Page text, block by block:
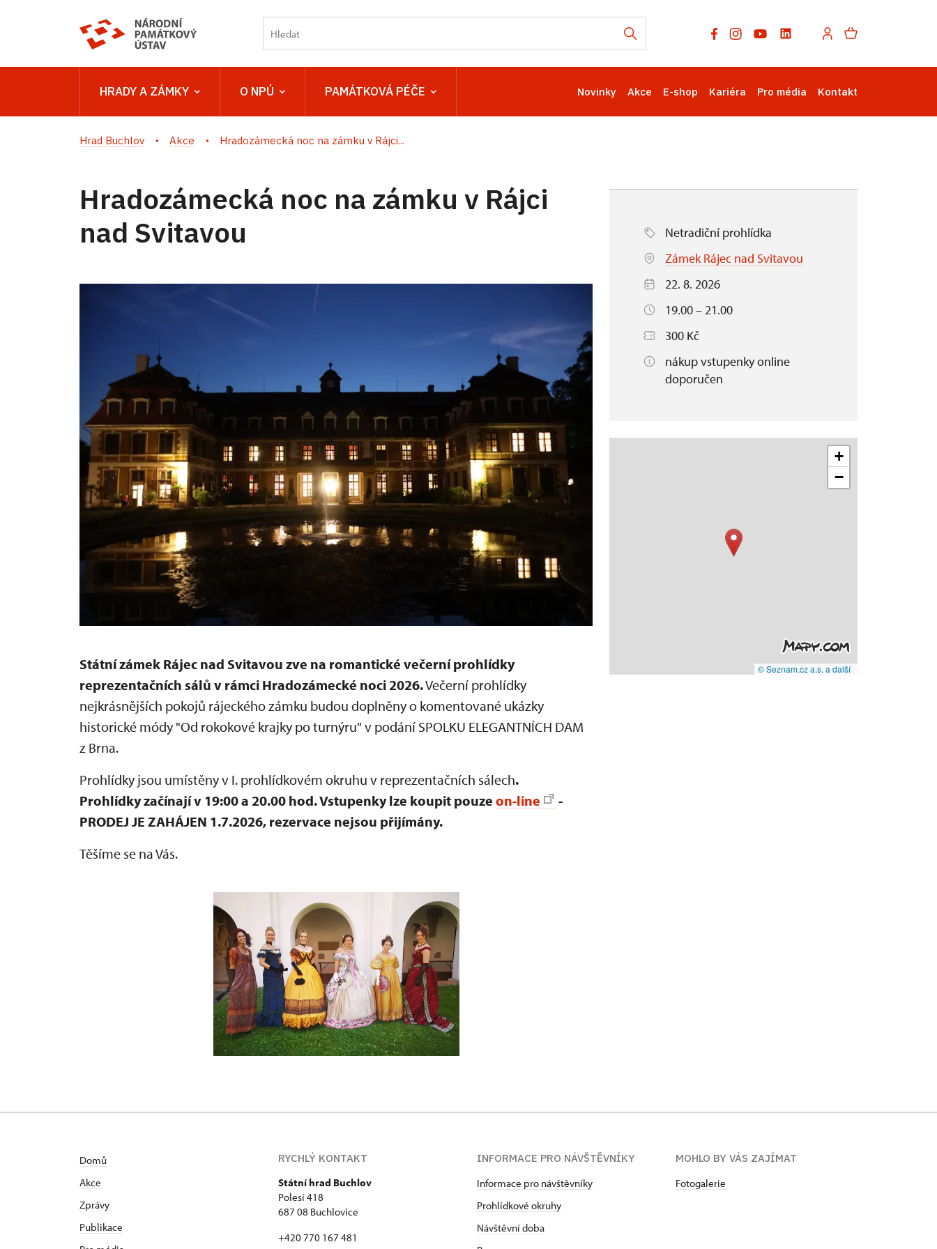
HRADY A ZÁMKY O NPÚ PAMÁTKOVÁ PÉČE Novinky Akce E-shop Kariéra Pro média Kontakt
Hrad Buchlov Akce Hradozámecká noc na zámku v Rájci...
Hradozámecká noc na zámku v Rájci
nad Svitavou
Státní zámek Rájec nad Svitavou zve na romantické večerní prohlídky
reprezentačních sálů v rámci Hradozámecké noci 2026.Večerní prohlídky
nejkrásnějších pokojů rájeckého zámku budou doplněny o komentované ukázky
historické módy "Od rokokové krajky po turnýru" v podání SPOLKU ELEGANTNÍCH DAM
z Brna.
Prohlídky jsou umístěny v I. prohlídkovém okruhu v reprezentačních sálech.
Prohlídkyzačínají v 19:00 a 20.00 hod.Vstupenky lze koupit pouze on-line
-
PRODEJ JE ZAHÁJEN 1.7.2026, rezervace nejsou přijímány.
Těšíme se na Vás.
Netradiční prohlídka
Zámek Rájec nad Svitavou
22. 8. 2026
19.00 – 21.00
300 Kč
nákup vstupenky online
doporučen
+
−
© Seznam.cz a.s. a další
Domů
Akce
Zprávy
Publikace
RYCHLÝ KONTAKT
Státní hrad Buchlov
Polesí 418
687 08 Buchlovice
+420 770 167 481
INFORMACE PRO NÁVŠTĚVNÍKY
Informace pro návštěvníky
Prohlídkové okruhy
Návštěvní doba
MOHLO BY VÁS ZAJÍMAT
Fotogalerie